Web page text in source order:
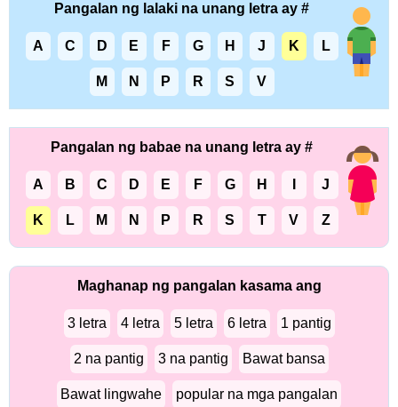
Pangalan ng lalaki na unang letra ay #
A C D E F G H J K L
M N P R S V
Pangalan ng babae na unang letra ay #
A B C D E F G H J
K L M N P R S T V Z
Maghanap ng pangalan kasama ang
3 letra 4 letra 5 letra 6 letra 1 pantig
2 na pantig 3 na pantig Bawat bansa
Bawat lingwahe popular na mga pangalan